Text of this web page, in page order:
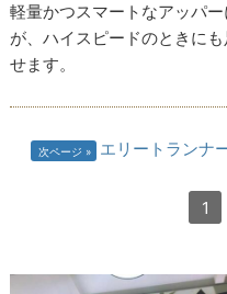
軽量かつスマートなアッパ
が、ハイスピードのときに
せます。
次ページ エリートランナ
1